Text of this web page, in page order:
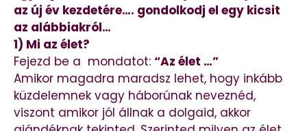
az új év kezdetére…. gondolkodj el egy kicsit
az alábbiakról…
1) Mi az élet?
Fejezd be a mondatot: “Az élet …”
Amikor magadra maradsz lehet, hogy inkább
küzdelemnek vagy háborúnak neveznéd,
viszont amikor jól állnak a dolgaid, akkor